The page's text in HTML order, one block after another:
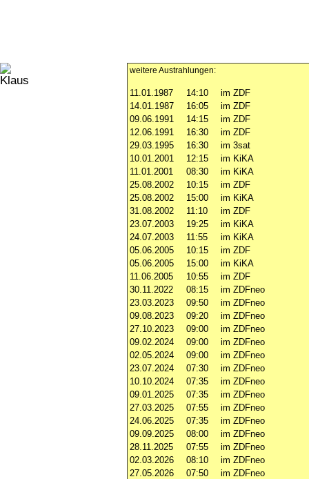
weitere Austrahlungen:
11.01.1987 14:10
im ZDF
14.01.1987
16:05
im ZDF
09.06.1991
14:15
im ZDF
12.06.1991
16:30
im ZDF
29.03.1995
16:30
im 3sat
10.01.2001
12:15
im KiKA
11.01.2001
08:30
im KiKA
25.08.2002
10:15
im ZDF
25.08.2002
15:00
im KiKA
31.08.2002
11:10
im ZDF
23.07.2003
19:25
im KiKA
24.07.2003
11:55
im KiKA
05.06.2005
10:15
im ZDF
05.06.2005
15:00
im KiKA
11.06.2005
10:55
im ZDF
30.11.2022
08:15
im ZDFneo
23.03.2023
09:50
im ZDFneo
09.08.2023
09:20
im ZDFneo
27.10.2023
09:00
im ZDFneo
09.02.2024
09:00
im ZDFneo
02.05.2024
09:00
im ZDFneo
23.07.2024
07:30
im ZDFneo
10.10.2024
07:35
im ZDFneo
09.01.2025
07:35
im ZDFneo
27.03.2025
07:55
im ZDFneo
24.06.2025
07:35
im ZDFneo
09.09.2025
08:00
im ZDFneo
28.11.2025
07:55
im ZDFneo
02.03.2026
08:10
im ZDFneo
27.05.2026
07:50
im ZDFneo